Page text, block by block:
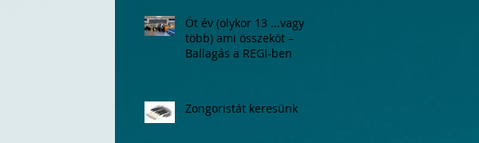
Öt év (olykor 13 ...vagy
több) ami összeköt –
Ballagás a REGI-ben
Zongoristát keresünk